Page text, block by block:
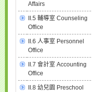
Affairs
II.5 輔導室 Counseling
Office
II.6 人事室 Personnel
Office
II.7 會計室 Accounting
Office
II.8 幼兒園 Preschool